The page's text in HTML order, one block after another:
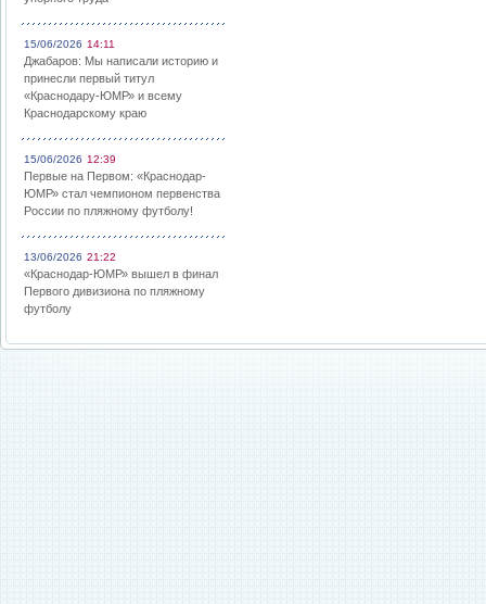
15/06/2026 14:11
Джабаров: Мы написали историю и
принесли первый титул
«Краснодару-ЮМР» и всему
Краснодарскому краю
15/06/2026 12:39
Первые на Первом: «Краснодар-
ЮМР» стал чемпионом первенства
России по пляжному футболу!
13/06/2026 21:22
«Краснодар-ЮМР» вышел в финал
Первого дивизиона по пляжному
футболу